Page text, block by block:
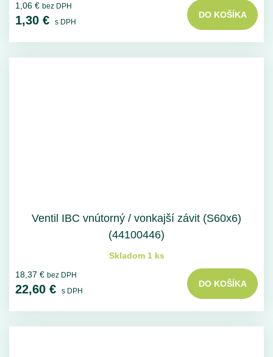
1,06 € bez DPH
1,30 € s DPH
DO KOŠÍKA
Ventil IBC vnútorný / vonkajší závit (S60x6)
(44100446)
Skladom 1 ks
18,37 € bez DPH
22,60 € s DPH
DO KOŠÍKA